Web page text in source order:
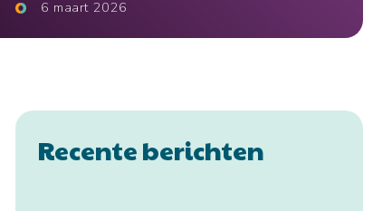
6 maart 2026
Recente berichten